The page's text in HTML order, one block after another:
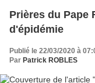
Prières du Pape
d'épidémie
Publié le 22/03/2020 à
Par Patrick ROBLES